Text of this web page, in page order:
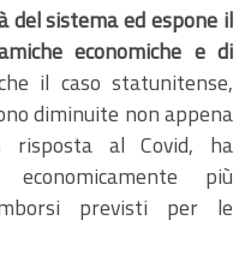
del sistema ed espone il
economiche e di
il caso statunitense,
diminuite non appena
risposta al Covid, ha
più
previsti per le